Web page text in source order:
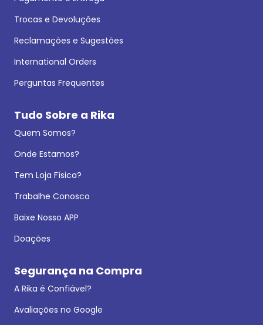
Trocas e Devoluções
Reclamações e Sugestões
International Orders
Perguntas Frequentes
Tudo Sobre a Rika
Quem Somos?
Onde Estamos?
Tem Loja Física?
Trabalhe Conosco
Baixe Nosso APP
Doações
Segurança na Compra
A Rika é Confiável?
Avaliações no Google